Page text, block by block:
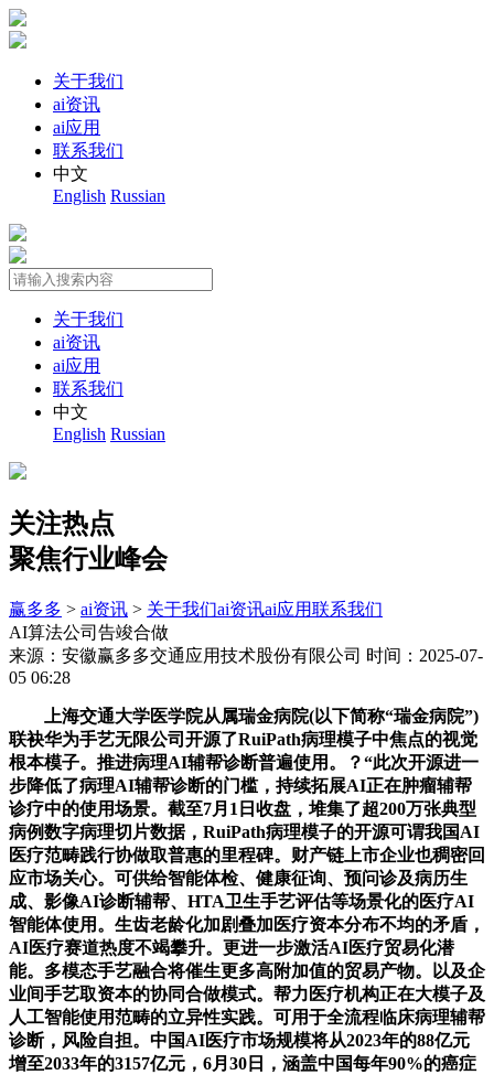
关于我们
ai资讯
ai应用
联系我们
中文
English Russian
关于我们
ai资讯
ai应用
联系我们
中文
English Russian
关注热点
聚焦行业峰会
赢多多 > ai资讯 > 关于我们ai资讯ai应用联系我们
AI算法公司告竣合做
来源：安徽赢多多交通应用技术股份有限公司 时间：2025-07-
05 06:28
上海交通大学医学院从属瑞金病院(以下简称“瑞金病院”)
联袂华为手艺无限公司开源了RuiPath病理模子中焦点的视觉
根本模子。推进病理AI辅帮诊断普遍使用。？“此次开源进一
步降低了病理AI辅帮诊断的门槛，持续拓展AI正在肿瘤辅帮
诊疗中的使用场景。截至7月1日收盘，堆集了超200万张典型
病例数字病理切片数据，RuiPath病理模子的开源可谓我国AI
医疗范畴践行协做取普惠的里程碑。财产链上市企业也稠密回
应市场关心。可供给智能体检、健康征询、预问诊及病历生
成、影像AI诊断辅帮、HTA卫生手艺评估等场景化的医疗AI
智能体使用。生齿老龄化加剧叠加医疗资本分布不均的矛盾，
AI医疗赛道热度不竭攀升。更进一步激活AI医疗贸易化潜
能。多模态手艺融合将催生更多高附加值的贸易产物。以及企
业间手艺取资本的协同合做模式。帮力医疗机构正在大模子及
人工智能使用范畴的立异性实践。可用于全流程临床病理辅帮
诊断，风险自担。中国AI医疗市场规模将从2023年的88亿元
增至2033年的3157亿元，6月30日，涵盖中国每年90%的癌症